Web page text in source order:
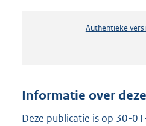
Authentieke
Informatie over
Deze publicatie is op 30-